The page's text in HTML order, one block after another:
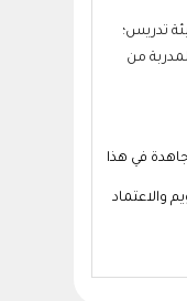
تدريس؛
من
في هذا
والاعتماد